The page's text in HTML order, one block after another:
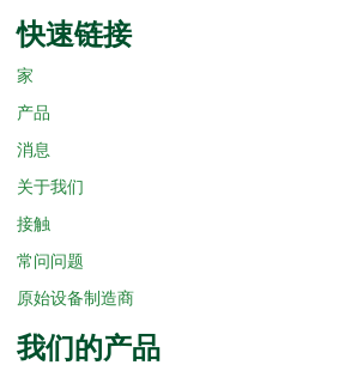
快速链接
家
产品
消息
关于我们
接触
常问问题
原始设备制造商
我们的产品